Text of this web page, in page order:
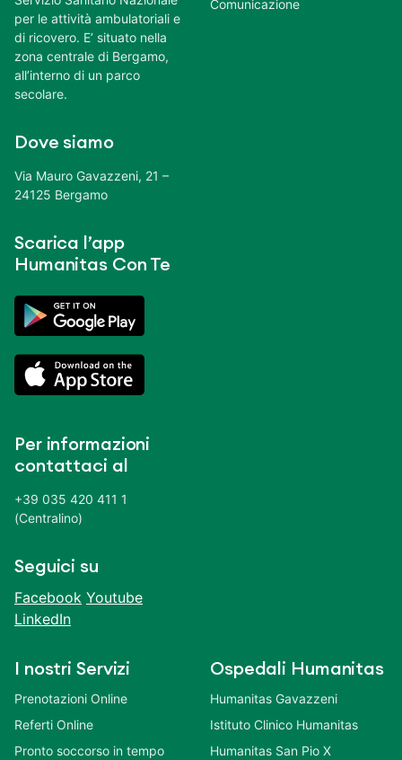
per le attività ambulatoriali e
di ricovero. E’ situato nella
zona centrale di Bergamo,
all’interno di un parco
secolare.
Dove siamo
Via Mauro Gavazzeni, 21 –
24125 Bergamo
Scarica l’app
Humanitas Con Te
Per informazioni
contattaci al
+39 035 420 411 1
(Centralino)
Seguici su
Facebook Youtube
LinkedIn
Comunicazione
I nostri Servizi
Prenotazioni Online
Referti Online
Pronto soccorso in tempo
Ospedali Humanitas
Humanitas Gavazzeni
Istituto Clinico Humanitas
Humanitas San Pio X